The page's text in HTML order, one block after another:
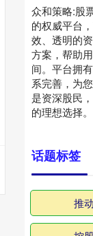
众和策略:股
的权威平台
效、透明的
方案，帮助
间。平台拥
系完善，为
是资深股民
的理想选择。
话题标签
推动